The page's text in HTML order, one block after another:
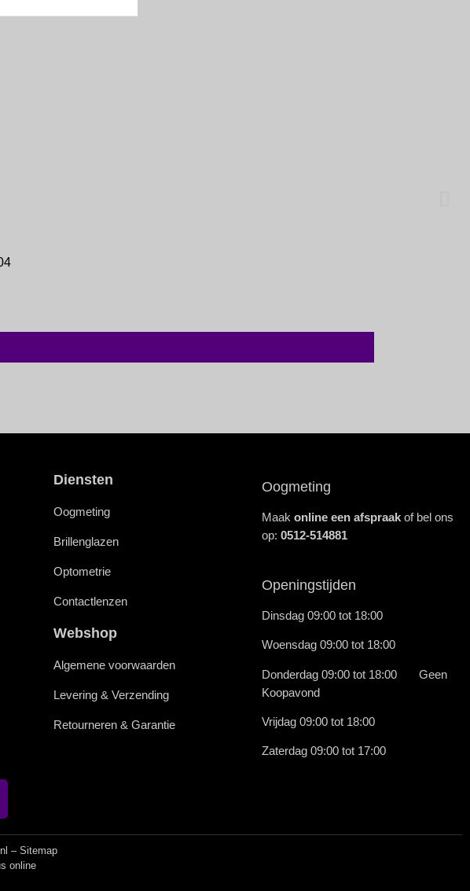
Diensten
Oogmeting
Brillenglazen
Optometrie
Contactlenzen
Webshop
Algemene voorwaarden
Levering & Verzending
Retourneren & Garantie
Oogmeting
Maakonline een afspraak of bel ons
op:0512-514881
Openingstijden
Dinsdag 09:00 tot 18:00
Woensdag 09:00 tot 18:00
Donderdag 09:00 tot 18:00 Geen
Koopavond
Vrijdag 09:00 tot 18:00
Zaterdag 09:00 tot 17:00
–Sitemap
online